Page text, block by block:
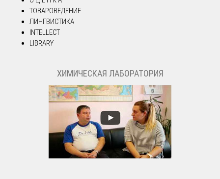
ТОВАРОВЕДЕНИЕ
ЛИНГВИСТИКА
INTELLECT
LIBRARY
ХИМИЧЕСКАЯ ЛАБОРАТОРИЯ